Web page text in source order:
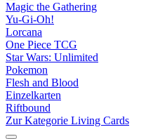
Magic the Gathering
Yu-Gi-Oh!
Lorcana
One Piece TCG
Star Wars: Unlimited
Pokemon
Flesh and Blood
Einzelkarten
Riftbound
Zur Kategorie Living Cards